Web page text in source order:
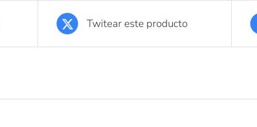
Twitear este producto